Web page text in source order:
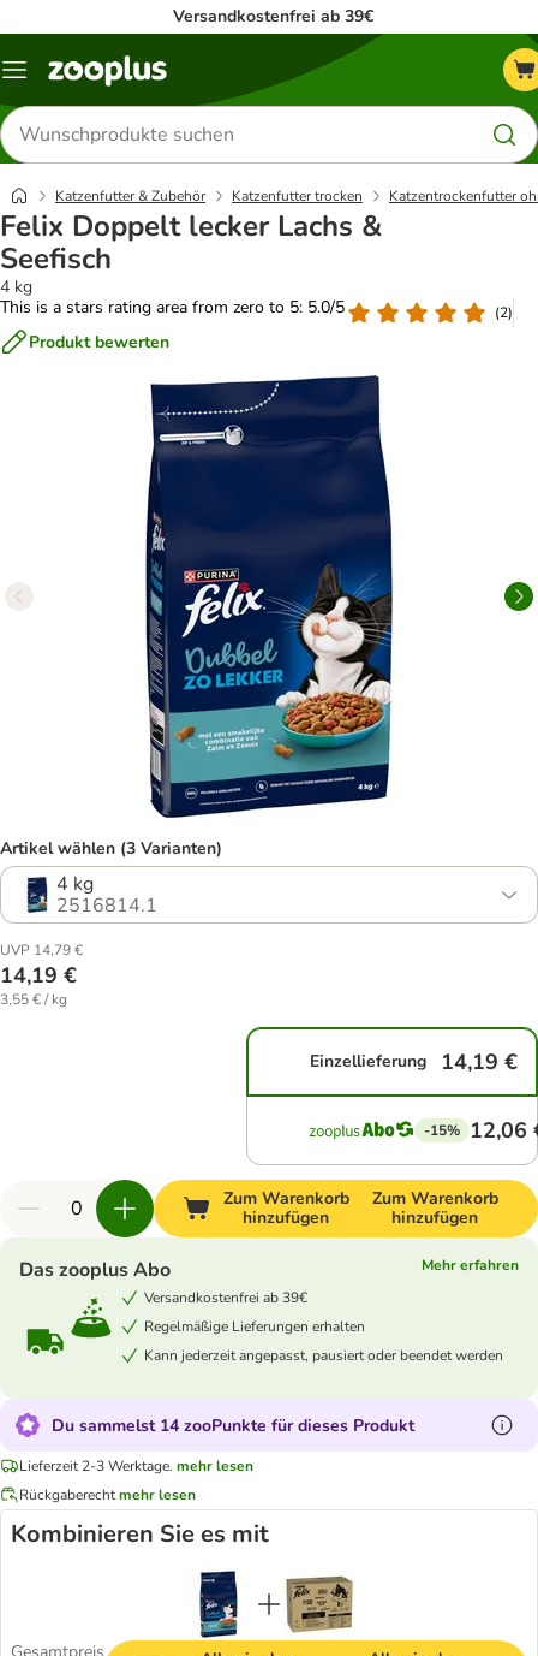
Versandkostenfrei ab 39€
Menü
Produkte
suchen
Katzenfutter & Zubehör Katzenfutter trocken Katzentrockenfutter
Felix Doppelt lecker Lachs &
Seefisch
4 kg
This is a stars rating area from zero to 5: 5.0/5
(2)
Produkt bewerten
Artikel wählen (3 Varianten)
4 kg
2516814.1
UVP 14,79 €
14,19 €
3,55 € / kg
Einzellieferung 14,19 €
-15% 12,06
Zum Warenkorb
hinzufügen
Zum Warenkorb
hinzufügen
Das zooplus Abo
Mehr erfahren
Versandkostenfrei ab 39€
Regelmäßige Lieferungen erhalten
Kann jederzeit angepasst, pausiert oder beendet werden
Du sammelst 14 zooPunkte für dieses Produkt
Lieferzeit 2-3 Werktage. mehr lesen
Rückgaberechtmehr lesen
Kombinieren Sie es mit